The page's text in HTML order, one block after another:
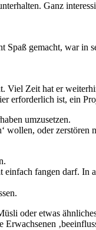
Ganz
Spaß gemacht, war in
Zeit hat er
ist, ein
umzusetzen.
wollen, oder
fangen darf. In
oder etwas